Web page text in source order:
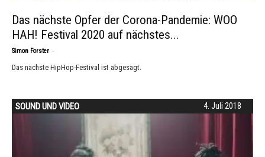
Das nächste Opfer der Corona-Pandemie: WOO
HAH! Festival 2020 auf nächstes...
Simon Forster -
Das nächste HipHop-Festival ist abgesagt.
4. Juli 2018
SOUND UND VIDEO